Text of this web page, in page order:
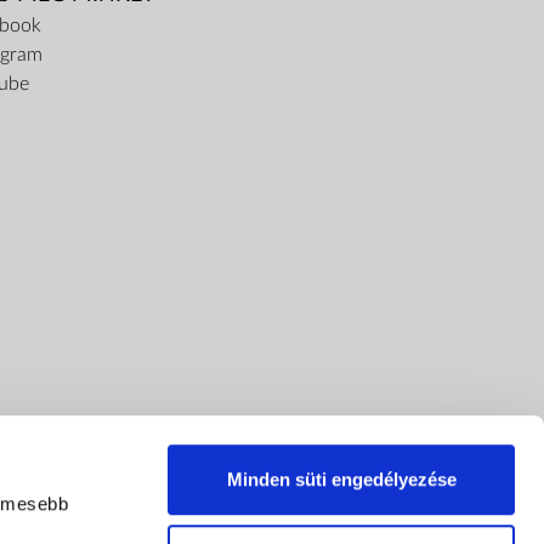
Minden süti engedélyezése